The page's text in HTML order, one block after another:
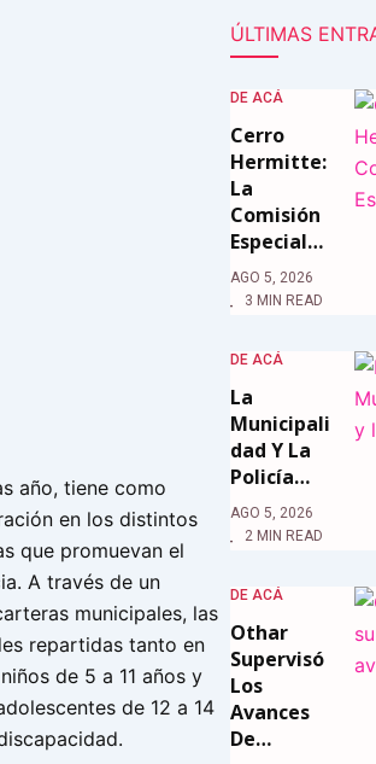
año, tiene como
en los distintos
que promuevan el
A través de un
municipales, las
repartidas tanto en
de 5 a 11 años y
de 12 a 14
ÚLTIMAS
DE ACÁ
Cerro
Hermitte:
La
Comisión
Especial…
AGO 5, 2026
3 MIN READ
DE ACÁ
La
Municipali
Dad Y La
Policía…
AGO 5, 2026
2 MIN READ
DE ACÁ
Othar
Supervisó
Los
Avances
De…